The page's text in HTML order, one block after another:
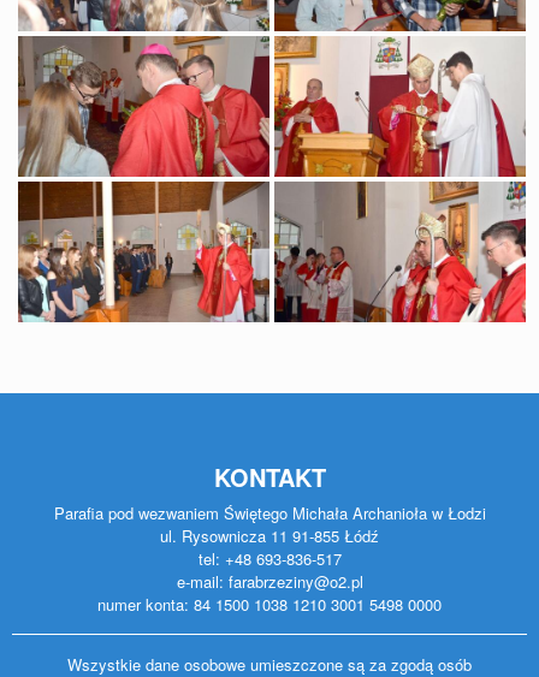
KONTAKT
Parafia pod wezwaniem Świętego Michała Archanioła w Łodzi
ul. Rysownicza 11 91-855 Łódź
tel: +48 693-836-517
e-mail: farabrzeziny@o2.pl
numer konta: 84 1500 1038 1210 3001 5498 0000
Wszystkie dane osobowe umieszczone są za zgodą osób